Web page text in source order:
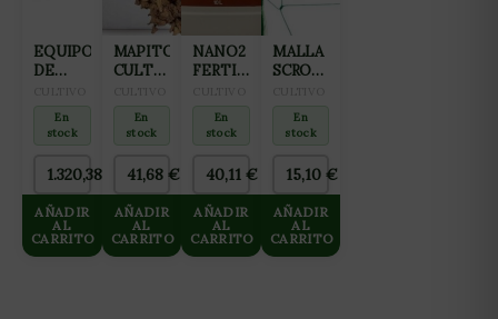
EQUIPO
DE
INVERSA
GROWMAX
L/DIA
HASTA
125 L/H
En
stock
1.320,38
AÑADIR
AL
CARRITO
MAPITO
CULTIWOOL
En
stock
41,68 €
AÑADIR
AL
CARRITO
NANO2
FERTILIZANTE
ONE
(FLORACIÓN
FINALIZACIÓN)
10L
En
stock
40,11€
AÑADIR
AL
CARRITO
MALLA
SCROG
15X15CM
(2X25M)
En
stock
15,10 €
AÑADIR
AL
CARRITO